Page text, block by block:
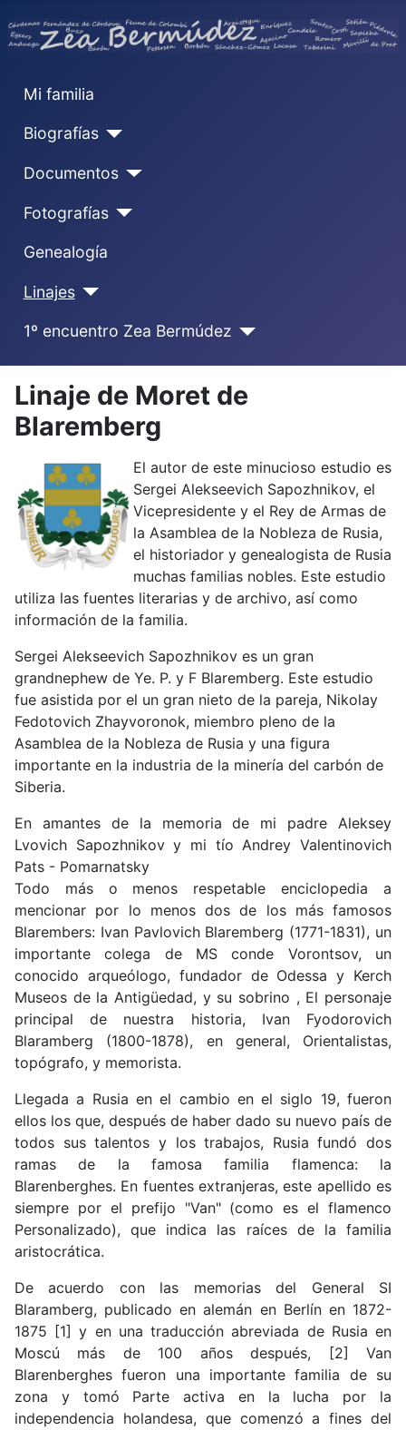
Mi familia
Biografías
Documentos
Fotografías
Genealogía
Linajes
1º encuentro Zea Bermúdez
Linaje de Moret de
Blaremberg
El autor de este minucioso estudio es
Sergei Alekseevich Sapozhnikov, el
Vicepresidente y el Rey de Armas de
la Asamblea de la Nobleza de Rusia,
el historiador y genealogista de Rusia
muchas familias nobles. Este estudio
utiliza las fuentes literarias y de archivo, así como
información de la familia.
Sergei Alekseevich Sapozhnikov es un gran
grandnephew de Ye. P. y F Blaremberg. Este estudio
fue asistida por el un gran nieto de la pareja, Nikolay
Fedotovich Zhayvoronok, miembro pleno de la
Asamblea de la Nobleza de Rusia y una figura
importante en la industria de la minería del carbón de
Siberia.
En amantes de la memoria de mi padre Aleksey
Lvovich Sapozhnikov y mi tío Andrey Valentinovich
Pats - Pomarnatsky
Todo más o menos respetable enciclopedia a
mencionar por lo menos dos de los más famosos
Blarembers: Ivan Pavlovich Blaremberg (1771-1831), un
importante colega de MS conde Vorontsov, un
conocido arqueólogo, fundador de Odessa y Kerch
Museos de la Antigüedad, y su sobrino , El personaje
principal de nuestra historia, Ivan Fyodorovich
Blaramberg (1800-1878), en general, Orientalistas,
topógrafo, y memorista.
Llegada a Rusia en el cambio en el siglo 19, fueron
ellos los que, después de haber dado su nuevo país de
todos sus talentos y los trabajos, Rusia fundó dos
ramas de la famosa familia flamenca: la
Blarenberghes. En fuentes extranjeras, este apellido es
siempre por el prefijo "Van" (como es el flamenco
Personalizado), que indica las raíces de la familia
aristocrática.
De acuerdo con las memorias del General SI
Blaramberg, publicado en alemán en Berlín en 1872-
1875 [1] y en una traducción abreviada de Rusia en
Moscú más de 100 años después, [2] Van
Blarenberghes fueron una importante familia de su
zona y tomó Parte activa en la lucha por la
independencia holandesa, que comenzó a fines del